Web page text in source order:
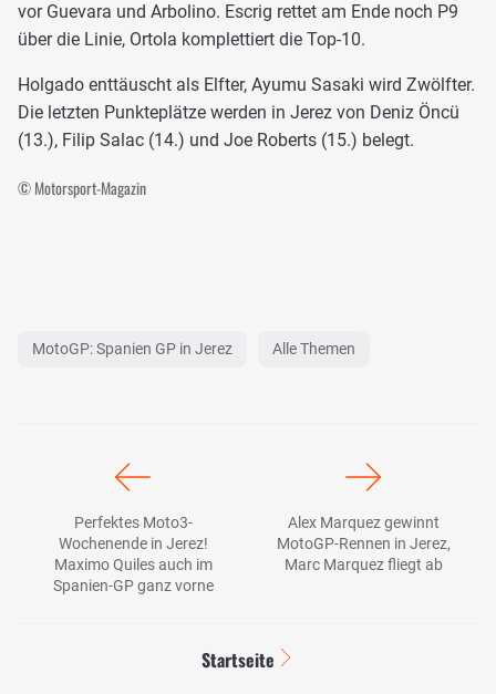
vor Guevara und Arbolino. Escrig rettet am Ende noch P9
über die Linie, Ortola komplettiert die Top-10.
Holgado enttäuscht als Elfter, Ayumu Sasaki wird Zwölfter.
Die letzten Punkteplätze werden in Jerez von Deniz Öncü
(13.), Filip Salac (14.) und Joe Roberts (15.) belegt.
© Motorsport-Magazin
MotoGP: Spanien GP in Jerez Alle Themen
Perfektes Moto3-
Wochenende in Jerez!
Maximo Quiles auch im
Spanien-GP ganz vorne
Alex Marquez gewinnt
MotoGP-Rennen in Jerez,
Marc Marquez fliegt ab
Startseite